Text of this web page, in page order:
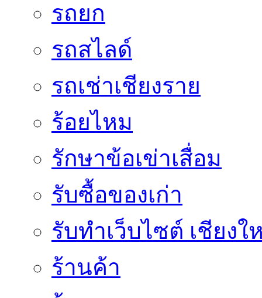
รถยก
รถสไลด์
รถเช่าเชียงราย
ร้อยไหม
รักษาข้อเข่าเสื่อม
รับซื้อของเก่า
รับทำเว็บไซต์ เชียงใ
ร้านค้า